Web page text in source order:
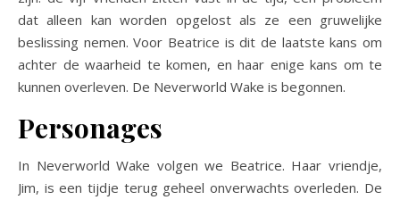
dat alleen kan worden opgelost als ze een gruwelijke
beslissing nemen. Voor Beatrice is dit de laatste kans om
achter de waarheid te komen, en haar enige kans om te
kunnen overleven. De Neverworld Wake is begonnen.
Personages
In Neverworld Wake volgen we Beatrice. Haar vriendje,
Jim, is een tijdje terug geheel onverwachts overleden. De